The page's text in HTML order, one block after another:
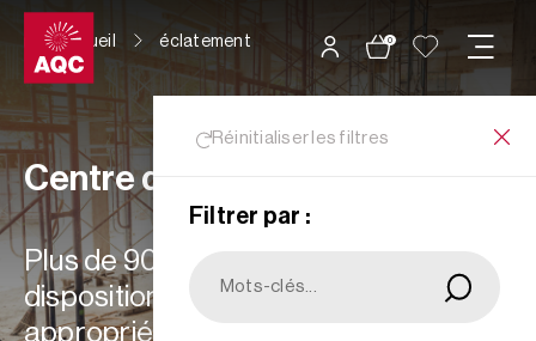
Panneau de gestion des cookies
0
Accueil éclatement
Réinitialiser les filtres
Filtrer par :
Centre de ressources
Plus de 900 ressources à votre
disposition : choisissez les plus
appropriées à vos besoins grâce aux